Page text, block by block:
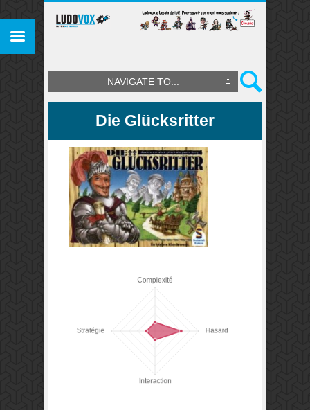
NAVIGATE TO...
Die Glücksritter